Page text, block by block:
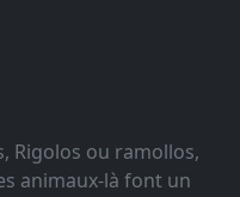
Rigolos ou ramollos,
animaux-là font un